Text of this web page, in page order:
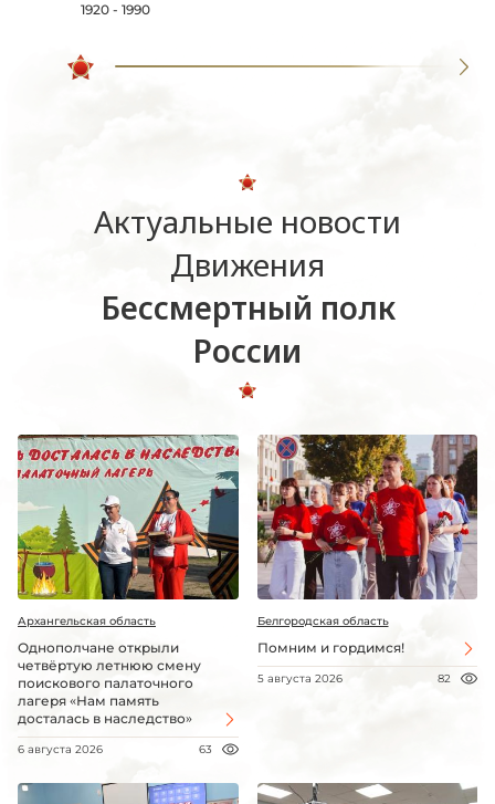
1920 - 1990
Актуальные новости
Движения
Бессмертный полк
России
Архангельская область
Однополчане открыли
четвёртую летнюю смену
поискового палаточного
лагеря «Нам память
досталась в наследство»
6 августа 2026 63
Белгородская область
Помним и гордимся!
5 августа 2026 82